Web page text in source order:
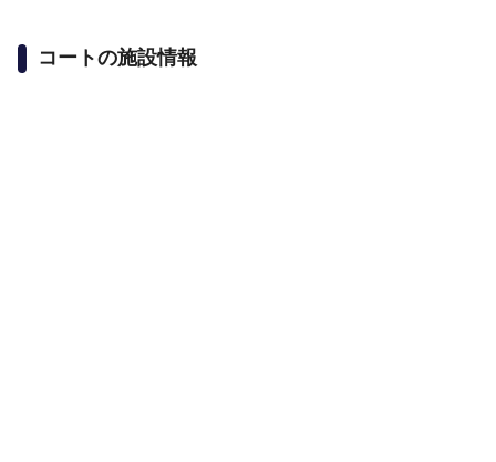
コートの施設情報